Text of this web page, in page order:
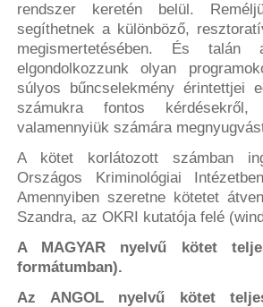
rendszer keretén belül.
segíthetnek a különböző,
megismertetésében. És talán
elgondolkozzunk olyan
súlyos bűncselekmény érintettjei
számukra fontos
valamennyiük számára
A kötet korlátozott számban
Országos Kriminológiai
Amennyiben szeretne kötetet
Szandra, az OKRI kutatója felé (
A MAGYAR nyelvű kötet
formátumban).
Az ANGOL nyelvű kötet